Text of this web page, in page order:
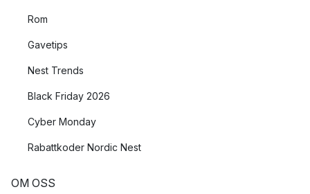
Rom
Gavetips
Nest Trends
Black Friday 2026
Cyber Monday
Rabattkoder Nordic Nest
OM OSS